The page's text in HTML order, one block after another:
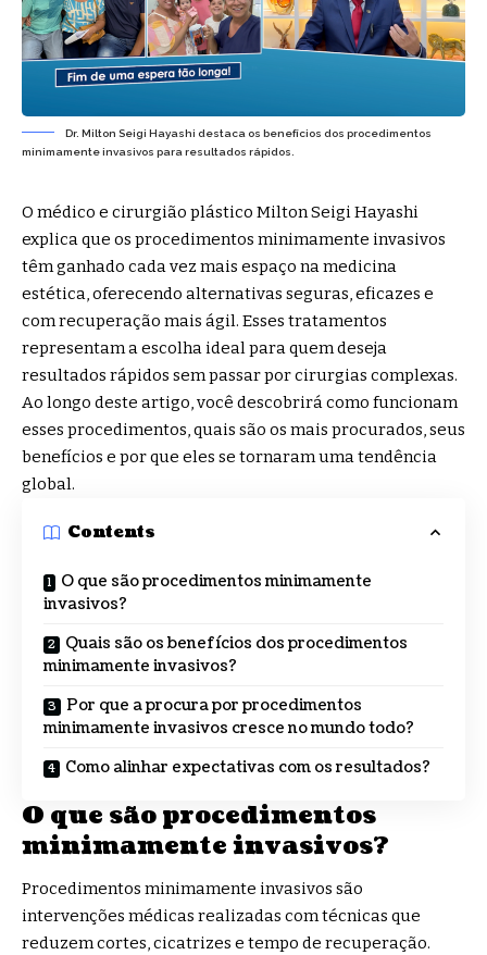
Dr. Milton Seigi Hayashi destaca os benefícios dos procedimentos
minimamente invasivos para resultados rápidos.
O médico e cirurgião plástico Milton Seigi Hayashi
explica que os procedimentos minimamente invasivos
têm ganhado cada vez mais espaço na medicina
estética, oferecendo alternativas seguras, eficazes e
com recuperação mais ágil. Esses tratamentos
representam a escolha ideal para quem deseja
resultados rápidos sem passar por cirurgias complexas.
Ao longo deste artigo, você descobrirá como funcionam
esses procedimentos, quais são os mais procurados, seus
benefícios e por que eles se tornaram uma tendência
global.
Contents
O que são procedimentos minimamente
invasivos?
Quais são os benefícios dos procedimentos
minimamente invasivos?
Por que a procura por procedimentos
minimamente invasivos cresce no mundo todo?
Como alinhar expectativas com os resultados?
O que são procedimentos
minimamente invasivos?
Procedimentos minimamente invasivos são
intervenções médicas realizadas com técnicas que
reduzem cortes, cicatrizes e tempo de recuperação.